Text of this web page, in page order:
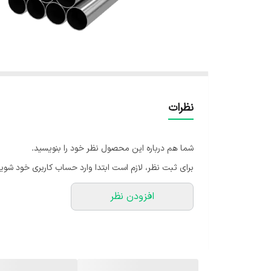
نظرات
شما هم درباره این محصول نظر خود را بنویسید.
برای ثبت نظر، لازم است ابتدا وارد حساب کاربری خود
افزودن نظر